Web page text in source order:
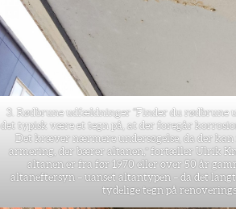
3. Rødbrune udfældninger “Finder du
det typisk være et tegn på, at der foregår
Det kræver nærmere undersøgelse, da der
armering, der bærer altanen,” fortæller Ulrik
altanen er fra før 1970 eller over 50 år
altaneftersyn – uanset altantypen – da det
tydelige tegn på